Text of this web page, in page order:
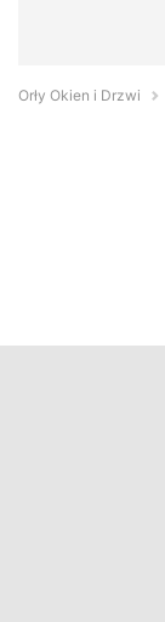
Orły Okien i Drzwi